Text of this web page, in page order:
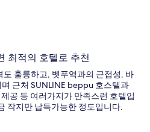
최적의 호텔로 추천
훌륭하고, 벳푸역과의 근접성, 바
근처 SUNLINE beppu 호스텔과
공 등 여러가지가 만족스런 호텔입
작지만 납득가능한 정도입니다.